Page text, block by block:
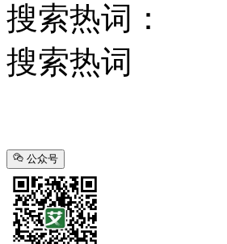
搜索热词：
搜索热词
公众号